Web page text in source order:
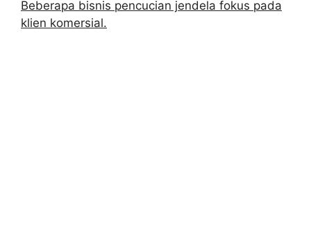
Beberapa bisnis pencucian jendela fokus pada
klien komersial.